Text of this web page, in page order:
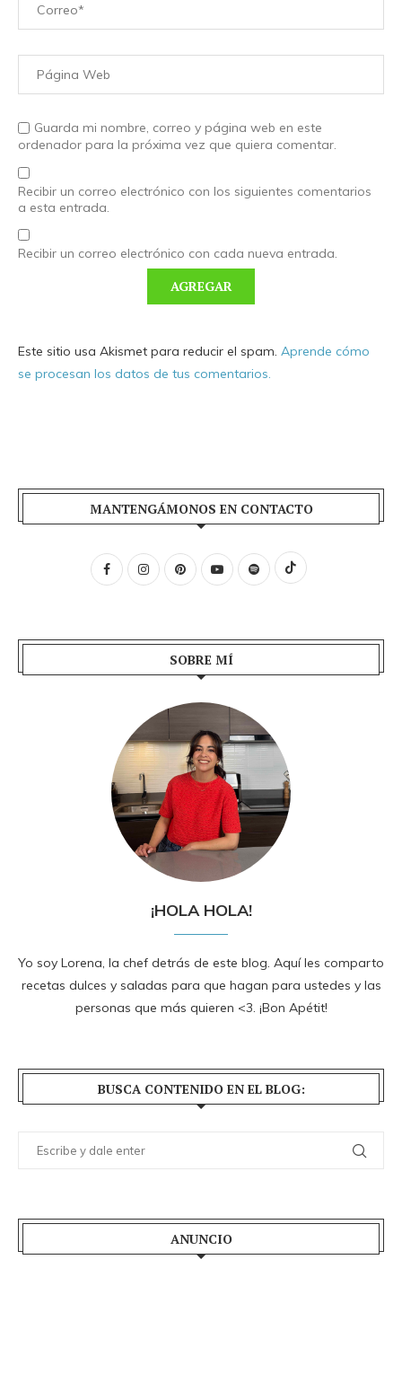
Guarda mi nombre, correo y página web en este
ordenador para la próxima vez que quiera comentar.
Recibir un correo electrónico con los siguientes comentarios
a esta entrada.
Recibir un correo electrónico con cada nueva entrada.
Este sitio usa Akismet para reducir el spam. Aprende cómo
se procesan los datos de tus comentarios.
MANTENGÁMONOS EN CONTACTO
SOBRE MÍ
¡HOLA HOLA!
Yo soy Lorena, la chef detrás de este blog. Aquí les comparto
recetas dulces y saladas para que hagan para ustedes y las
personas que más quieren <3. ¡Bon Apétit!
BUSCA CONTENIDO EN EL BLOG:
ANUNCIO